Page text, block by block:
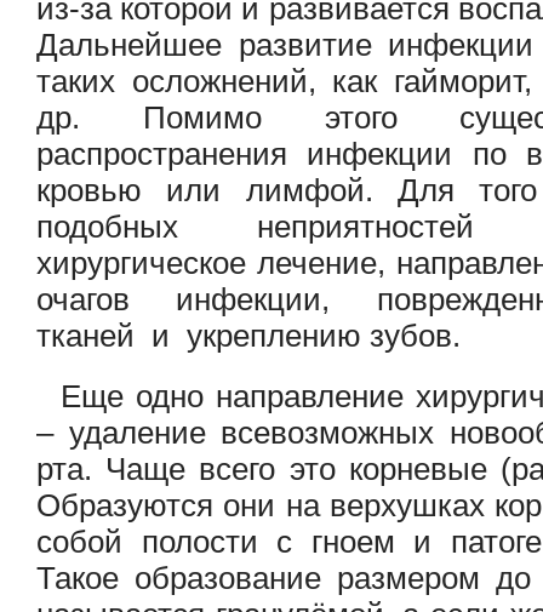
из-за которой и развивается
Дальнейшее развитие инфекции
таких осложнений, как
др. Помимо этого
распространения инфекции по
кровью или лимфой. Для
подобных
хирургическое лечение,
очагов инфекции,
тканей и укреплению зубов.
Еще одно направление
– удаление всевозможных
рта. Чаще всего это корневые
Образуются они на верхушках
собой полости с гноем и
Такое образование размером